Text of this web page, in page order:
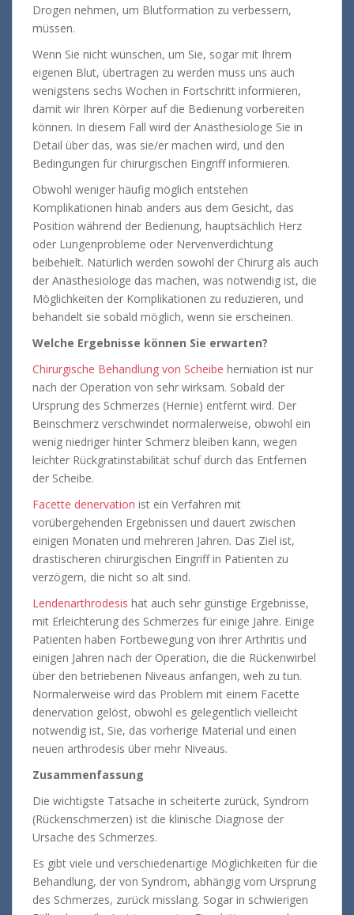
Drogen nehmen, um Blutformation zu verbessern,
müssen.
Wenn Sie nicht wünschen, um Sie, sogar mit Ihrem
eigenen Blut, übertragen zu werden muss uns auch
wenigstens sechs Wochen in Fortschritt informieren,
damit wir Ihren Körper auf die Bedienung vorbereiten
können. In diesem Fall wird der Anästhesiologe Sie in
Detail über das, was sie/er machen wird, und den
Bedingungen für chirurgischen Eingriff informieren.
Obwohl weniger häufig möglich entstehen
Komplikationen hinab anders aus dem Gesicht, das
Position während der Bedienung, hauptsächlich Herz
oder Lungenprobleme oder Nervenverdichtung
beibehielt. Natürlich werden sowohl der Chirurg als auch
der Anästhesiologe das machen, was notwendig ist, die
Möglichkeiten der Komplikationen zu reduzieren, und
behandelt sie sobald möglich, wenn sie erscheinen.
Welche Ergebnisse können Sie erwarten?
Chirurgische Behandlung von Scheibe herniation ist nur
nach der Operation von sehr wirksam. Sobald der
Ursprung des Schmerzes (Hernie) entfernt wird. Der
Beinschmerz verschwindet normalerweise, obwohl ein
wenig niedriger hinter Schmerz bleiben kann, wegen
leichter Rückgratinstabilität schuf durch das Entfernen
der Scheibe.
Facette denervation ist ein Verfahren mit
vorübergehenden Ergebnissen und dauert zwischen
einigen Monaten und mehreren Jahren. Das Ziel ist,
drastischeren chirurgischen Eingriff in Patienten zu
verzögern, die nicht so alt sind.
Lendenarthrodesis hat auch sehr günstige Ergebnisse,
mit Erleichterung des Schmerzes für einige Jahre. Einige
Patienten haben Fortbewegung von ihrer Arthritis und
einigen Jahren nach der Operation, die die Rückenwirbel
über den betriebenen Niveaus anfangen, weh zu tun.
Normalerweise wird das Problem mit einem Facette
denervation gelöst, obwohl es gelegentlich vielleicht
notwendig ist, Sie, das vorherige Material und einen
neuen arthrodesis über mehr Niveaus.
Zusammenfassung
Die wichtigste Tatsache in scheiterte zurück, Syndrom
(Rückenschmerzen) ist die klinische Diagnose der
Ursache des Schmerzes.
Es gibt viele und verschiedenartige Möglichkeiten für die
Behandlung, der von Syndrom, abhängig vom Ursprung
des Schmerzes, zurück misslang. Sogar in schwierigen